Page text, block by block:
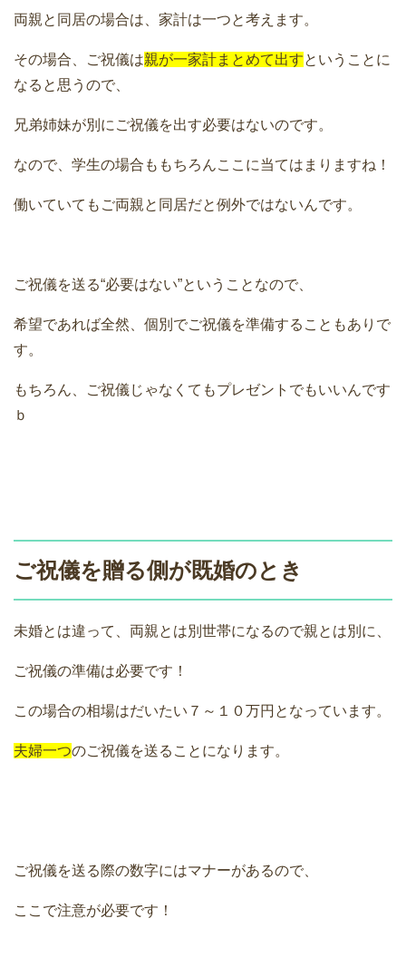
両親と同居の場合は、家計は一つと考えます。
その場合、ご祝儀は親が一家計まとめて出すということに
なると思うので、
兄弟姉妹が別にご祝儀を出す必要はないのです。
なので、学生の場合ももちろんここに当てはまりますね！
働いていてもご両親と同居だと例外ではないんです。
ご祝儀を送る“必要はない”ということなので、
希望であれば全然、個別でご祝儀を準備することもありで
す。
もちろん、ご祝儀じゃなくてもプレゼントでもいいんです
ｂ
ご祝儀を贈る側が既婚のとき
未婚とは違って、両親とは別世帯になるので親とは別に、
ご祝儀の準備は必要です！
この場合の相場はだいたい７～１０万円となっています。
夫婦一つのご祝儀を送ることになります。
ご祝儀を送る際の数字にはマナーがあるので、
ここで注意が必要です！